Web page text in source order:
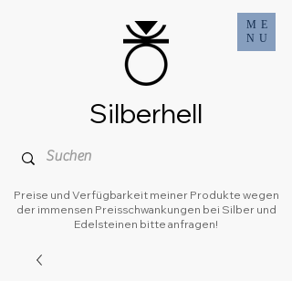
ME
NU
Preise und Verfügbarkeit meiner Produkte wegen
der immensen Preisschwankungen bei Silber und
Edelsteinen bitte anfragen!
Silberhell